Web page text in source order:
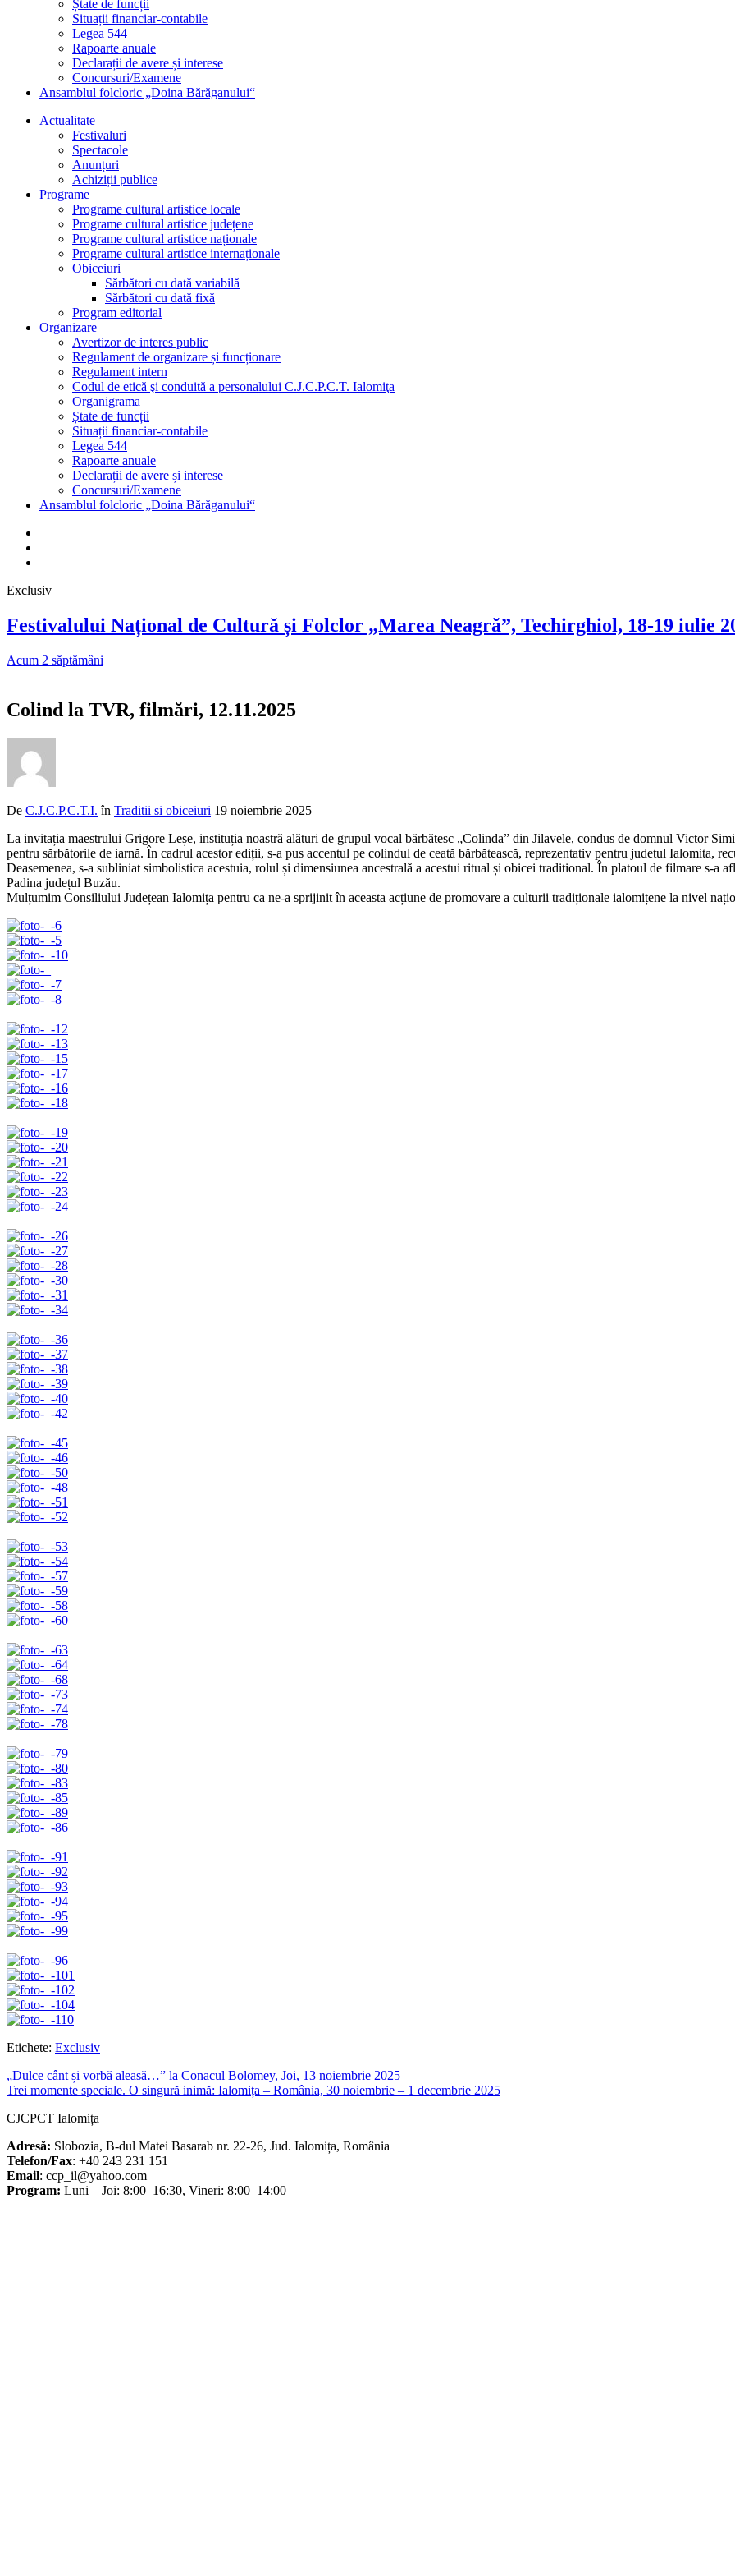
Ștate de funcții
Situații financiar-contabile
Legea 544
Rapoarte anuale
Declarații de avere și interese
Concursuri/Examene
Ansamblul folcloric „Doina Bărăganului“
Actualitate
Festivaluri
Spectacole
Anunțuri
Achiziții publice
Programe
Programe cultural artistice locale
Programe cultural artistice județene
Programe cultural artistice naționale
Programe cultural artistice internaționale
Obiceiuri
Sărbători cu dată variabilă
Sărbători cu dată fixă
Program editorial
Organizare
Avertizor de interes public
Regulament de organizare și funcționare
Regulament intern
Codul de etică şi conduită a personalului C.J.C.P.C.T. Ialomiţa
Organigrama
Ștate de funcții
Situații financiar-contabile
Legea 544
Rapoarte anuale
Declarații de avere și interese
Concursuri/Examene
Ansamblul folcloric „Doina Bărăganului“
Exclusiv
Festivalului Național de Cultură și Folclor „Marea Neagră”, Techirghiol, 18-19 iulie
Acum 2 săptămâni
Colind la TVR, filmări, 12.11.2025
De C.J.C.P.C.T.I. în Traditii si obiceiuri 19 noiembrie 2025
La invitația maestrului Grigore Leșe, instituția noastră alături de grupul vocal bărbătesc „Colinda” din Jilavele, condus de domnul Victor
pentru sărbătorile de iarnă. În cadrul acestor ediții, s-a pus accentul pe colindul de ceată bărbătească, reprezentativ pentru judetul Ialomita,
Deasemenea, s-a subliniat simbolistica acestuia, rolul și dimensiunea ancestrală a acestui ritual și obicei traditional. În platoul de filmare s-a
Padina județul Buzău.
Mulțumim Consiliului Județean Ialomița pentru ca ne-a sprijinit în aceasta acțiune de promovare a culturii tradiționale ialomițene la nivel
Etichete: Exclusiv
Navigare
în
articole
„Dulce cânt și vorbă aleasă…” la Conacul Bolomey, Joi, 13 noiembrie 2025
Trei momente speciale. O singură inimă: Ialomița – România, 30 noiembrie – 1 decembrie 2025
CJCPCT Ialomița
Adresă: Slobozia, B-dul Matei Basarab nr. 22-26, Jud. Ialomița, România
Telefon/Fax: +40 243 231 151
Email: ccp_il@yahoo.com
Program: Luni—Joi: 8:00–16:30, Vineri: 8:00–14:00